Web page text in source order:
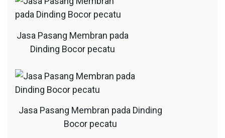
Jasa Pasang Membran pada
Dinding Bocor pecatu
Jasa Pasang Membran pada Dinding
Bocor pecatu